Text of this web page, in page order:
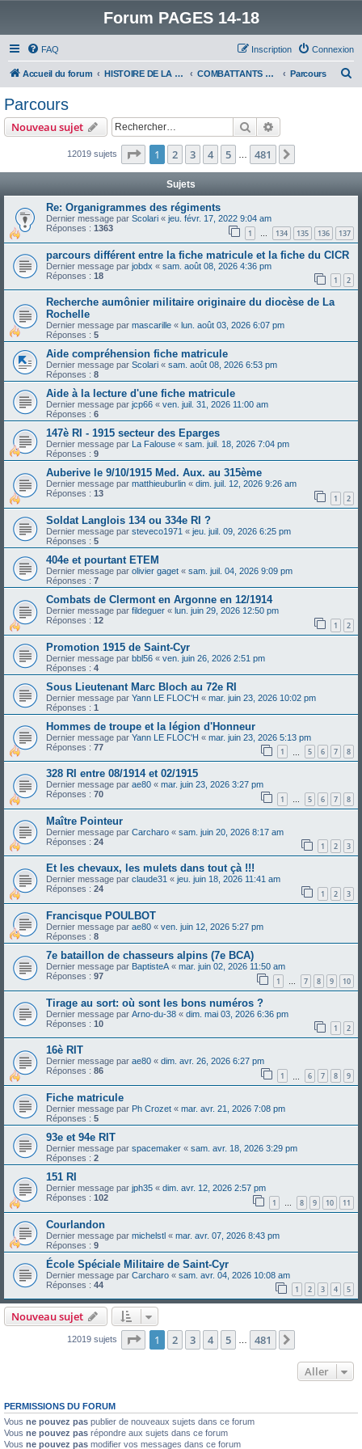
Forum PAGES 14-18
FAQ Connexion
Inscription
Accueil du forum HISTOIRE DE LA GRANDE GUERRE COMBATTANTS DE LA GRANDE GUERRE Parcours
e
Parcours
Nouveau sujet Rechercher
12019 sujets Page 1sur481
1 2 3 4 5 481
Sujets
Re: Organigrammes des régiments
Dernier message par Scolari « jeu. févr. 17, 2022 9:04 am
Réponses : 1363 1 … 134 135 136 137
parcours différent entre la fiche matricule et la fiche du CICR
Dernier message par jobdx « sam. août 08, 2026 4:36 pm
Réponses : 18 1 2
Recherche aumônier militaire originaire du diocèse de La
Rochelle
Dernier message par mascarille « lun. août 03, 2026 6:07 pm
Réponses : 5
Aide compréhension fiche matricule
Dernier message par Scolari « sam. août 08, 2026 6:53 pm
Réponses : 8
Aide à la lecture d'une fiche matricule
Dernier message par jcp66 « ven. juil. 31, 2026 11:00 am
Réponses : 6
147è RI - 1915 secteur des Eparges
Dernier message par La Falouse « sam. juil. 18, 2026 7:04 pm
Réponses : 9
Auberive le 9/10/1915 Med. Aux. au 315ème
Dernier message par matthieuburlin « dim. juil. 12, 2026 9:26 am
Réponses : 13 1 2
Soldat Langlois 134 ou 334e RI ?
Dernier message par steveco1971 « jeu. juil. 09, 2026 6:25 pm
Réponses : 5
404e et pourtant ETEM
Dernier message par olivier gaget « sam. juil. 04, 2026 9:09 pm
Réponses : 7
Combats de Clermont en Argonne en 12/1914
Dernier message par fildeguer « lun. juin 29, 2026 12:50 pm
Réponses : 12 1 2
Promotion 1915 de Saint-Cyr
Dernier message par bbl56 « ven. juin 26, 2026 2:51 pm
Réponses : 4
Sous Lieutenant Marc Bloch au 72e RI
Dernier message par Yann LE FLOC'H « mar. juin 23, 2026 10:02 pm
Réponses : 1
Hommes de troupe et la légion d'Honneur
Dernier message par Yann LE FLOC'H « mar. juin 23, 2026 5:13 pm
Réponses : 77 1 5 6 7 8
328 RI entre 08/1914 et 02/1915
Dernier message par ae80 « mar. juin 23, 2026 3:27 pm
Réponses : 70 1 … 5 6 7 8
Maître Pointeur
Dernier message par Carcharo « sam. juin 20, 2026 8:17 am
Réponses : 24 1 2 3
Et les chevaux, les mulets dans tout çà !!!
Dernier message par claude31 « jeu. juin 18, 2026 11:41 am
Réponses : 24 1 2 3
Francisque POULBOT
Dernier message par ae80 « ven. juin 12, 2026 5:27 pm
Réponses : 8
7e bataillon de chasseurs alpins (7e BCA)
Dernier message par BaptisteA « mar. juin 02, 2026 11:50 am
Réponses : 97 1 … 7 8 9 10
Tirage au sort: où sont les bons numéros ?
Dernier message par Arno-du-38 « dim. mai 03, 2026 6:36 pm
Réponses : 10 1 2
16è RIT
Dernier message par ae80 « dim. avr. 26, 2026 6:27 pm
Réponses : 86 1 6 7 8 9
Fiche matricule
Dernier message par Ph Crozet « mar. avr. 21, 2026 7:08 pm
Réponses : 5
93e et 94e RIT
Dernier message par spacemaker « sam. avr. 18, 2026 3:29 pm
Réponses : 2
151 RI
Dernier message par jph35 « dim. avr. 12, 2026 2:57 pm
Réponses : 102 1 … 8 9 10 11
Courlandon
Dernier message par michelstl « mar. avr. 07, 2026 8:43 pm
Réponses : 9
École Spéciale Militaire de Saint-Cyr
Dernier message par Carcharo « sam. avr. 04, 2026 10:08 am
Réponses : 44 1 2 3 4 5
Nouveau sujet
12019 sujets Page 1sur481
1 2 3 4 5 481
Aller
PERMISSIONS DU FORUM
Vous ne pouvez pas publier de nouveaux sujets dans ce forum
Vous ne pouvez pas répondre aux sujets dans ce forum
Vous ne pouvez pas modifier vos messages dans ce forum